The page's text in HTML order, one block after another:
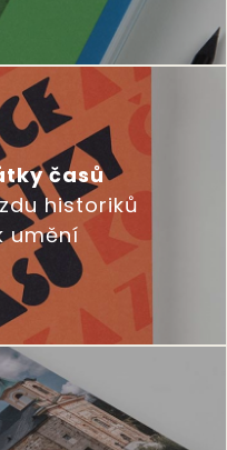
časů
historiků
umění